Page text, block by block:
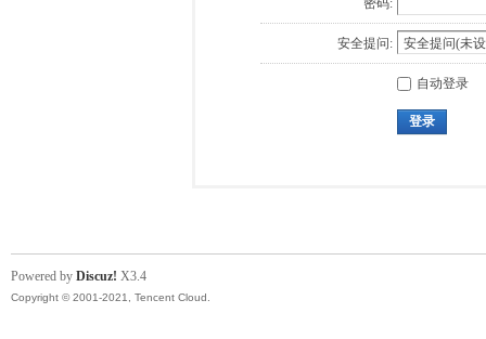
密码:
安全提问:
自动登录
登录
Powered by Discuz! X3.4
Copyright © 2001-2021, Tencent Cloud.